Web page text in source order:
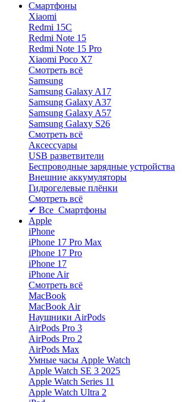
Смартфоны
Xiaomi
Redmi 15C
Redmi Note 15
Redmi Note 15 Pro
Xiaomi Poco X7
Смотреть всё
Samsung
Samsung Galaxy A17
Samsung Galaxy A37
Samsung Galaxy A57
Samsung Galaxy S26
Смотреть всё
Аксессуары
USB разветвители
Беспроводные зарядные устройства
Внешние аккумуляторы
Гидрогелевые плёнки
Смотреть всё
✔ Все Смартфоны
Apple
iPhone
iPhone 17 Pro Max
iPhone 17 Pro
iPhone 17
iPhone Air
Смотреть всё
MacBook
MacBook Air
Наушники AirPods
AirPods Pro 3
AirPods Pro 2
AirPods Max
Умные часы Apple Watch
Apple Watch SE 3 2025
Apple Watch Series 11
Apple Watch Ultra 2